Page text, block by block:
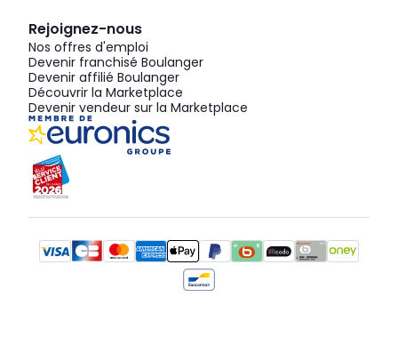
Rejoignez-nous
Nos offres d'emploi
Devenir franchisé Boulanger
Devenir affilié Boulanger
Découvrir la Marketplace
Devenir vendeur sur la Marketplace